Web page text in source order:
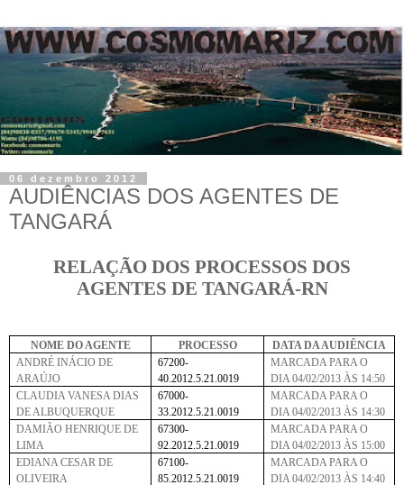
06 dezembro 2012
AUDIÊNCIAS DOS AGENTES DE
TANGARÁ
RELAÇÃO DOS PROCESSOS DOS
AGENTES DE TANGARÁ-RN
NOME DO AGENTE PROCESSO
DATA DA AUDIÊNCIA
ANDRÉ INÁCIO DE
ARAÚJO
67200-
40.2012.5.21.0019
MARCADA PARA O
DIA 04/02/2013 ÀS 14:50
CLAUDIA VANESA DIAS
DE ALBUQUERQUE
67000-
33.2012.5.21.0019
MARCADA PARA O
DIA 04/02/2013 ÀS 14:30
DAMIÃO HENRIQUE DE
LIMA
67300-
92.2012.5.21.0019
MARCADA PARA O
DIA 04/02/2013 ÀS 15:00
EDIANA CESAR DE
OLIVEIRA
67100-
85.2012.5.21.0019
MARCADA PARA O
DIA 04/02/2013 ÀS 14:40